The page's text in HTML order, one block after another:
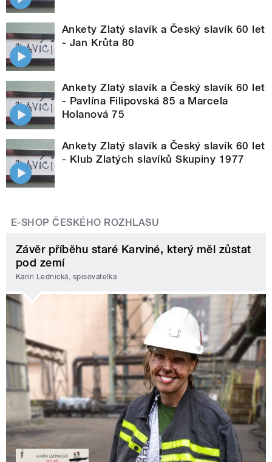
Ankety Zlatý slavík a Český slavík 60 let
- Jan Krůta 80
Ankety Zlatý slavík a Český slavík 60 let
- Pavlína Filipovská 85 a Marcela
Holanová 75
Ankety Zlatý slavík a Český slavík 60 let
- Klub Zlatých slavíků Skupiny 1977
E-SHOP ČESKÉHO ROZHLASU
Závěr příběhu staré Karviné, který měl zůstat
pod zemí
Karin Lednická, spisovatelka